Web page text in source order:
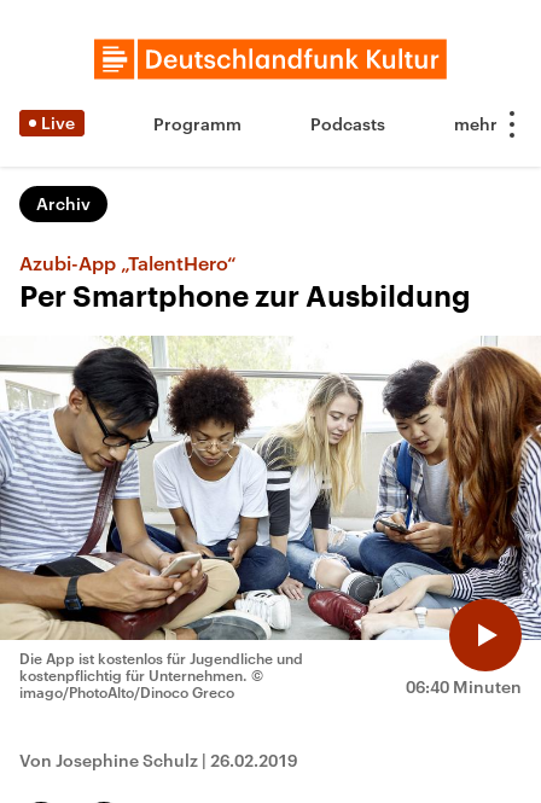
Live Programm Podcasts
Archiv
Azubi-App „TalentHero“
Per Smartphone zur Ausbildung
06:40 Minuten
Die App ist kostenlos für Jugendliche und
kostenpflichtig für Unternehmen. ©
imago/PhotoAlto/Dinoco Greco
Von Josephine Schulz | 26.02.2019